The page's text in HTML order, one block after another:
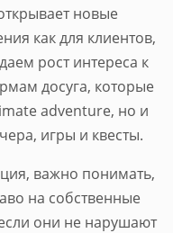
новые
как для клиентов,
рост интереса к
досуга, которые
adventure, но и
игры и квесты.
важно понимать,
на собственные
они не нарушают